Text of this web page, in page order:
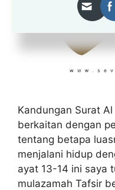
Kandungan Surat
berkaitan dengan
tentang betapa
menjalani hidup
ayat 13-14 ini saya
mulazamah Tafsir